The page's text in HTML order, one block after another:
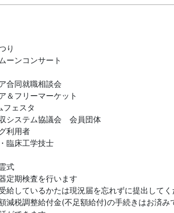
り
ーンコンサート
合同就職相談会
＆フリーマーケット
フェスタ
システム協議会 会員団体
利用者
臨床工学技士
式
定期検査を行います
給しているかたは現況届を忘れずに提出して
減税調整給付金(不足額給付)の手続きはお済み